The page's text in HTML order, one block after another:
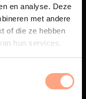
en analyse. Deze
met andere
of die ze hebben
hun services.